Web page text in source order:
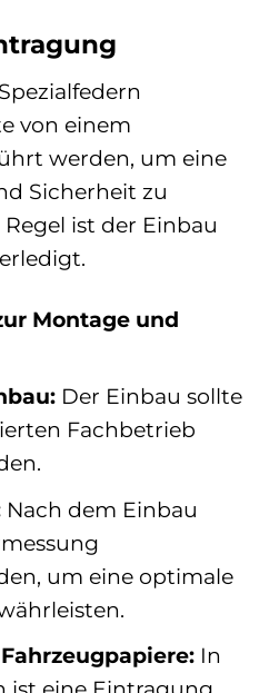
von einem
werden, um eine
Sicherheit zu
ist der Einbau
Montage und
Der Einbau sollte
Fachbetrieb
Nach dem Einbau
um eine optimale
In